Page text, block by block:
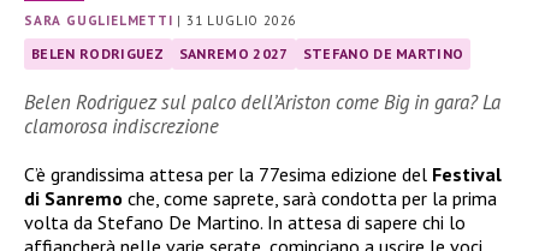
SARA GUGLIELMETTI |31 LUGLIO 2026
BELEN RODRIGUEZ SANREMO 2027 STEFANO DE MARTINO
Belen Rodriguez sul palco dell’Ariston come Big in gara? La
clamorosa indiscrezione
C’è grandissima attesa per la 77esima edizione del Festival
di Sanremo che, come saprete, sarà condotta per la prima
volta da Stefano De Martino. In attesa di sapere chi lo